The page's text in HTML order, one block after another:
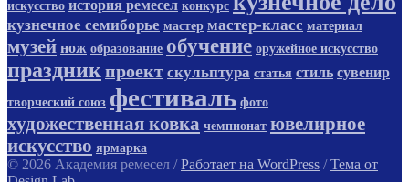
искусство история ремесел конкурс
кузнечное семиборье мастер мастер-класс материал
музей нож образование обучение оружейное искусство
праздник проект скульптура статья стиль сувенир
творческий союз фестиваль фото
художественная ковка чемпионат ювелирное
искусство ярмарка
© 2026 Академия ремесел / Работает на WordPress / Тема от